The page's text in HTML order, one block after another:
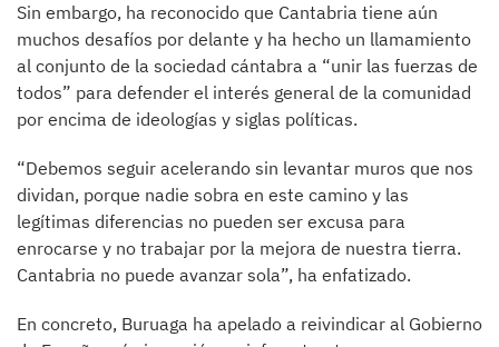
Sin embargo, ha reconocido que Cantabria tiene aún
muchos desafíos por delante y ha hecho un llamamiento
al conjunto de la sociedad cántabra a “unir las fuerzas de
todos” para defender el interés general de la comunidad
por encima de ideologías y siglas políticas.
“Debemos seguir acelerando sin levantar muros que nos
dividan, porque nadie sobra en este camino y las
legítimas diferencias no pueden ser excusa para
enrocarse y no trabajar por la mejora de nuestra tierra.
Cantabria no puede avanzar sola”, ha enfatizado.
En concreto, Buruaga ha apelado a reivindicar al Gobierno